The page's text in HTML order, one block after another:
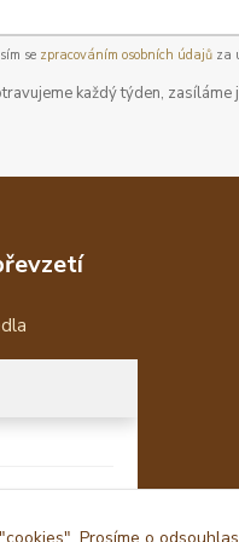
se zpracováním osobních údajůza
každý týden, zasíláme